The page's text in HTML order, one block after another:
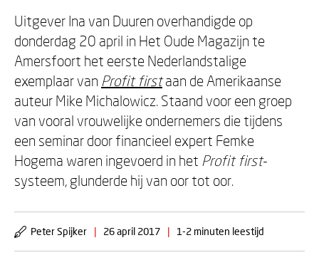
Uitgever Ina van Duuren overhandigde op
donderdag 20 april in Het Oude Magazijn te
Amersfoort het eerste Nederlandstalige
exemplaar van Profit firstaan de Amerikaanse
auteur Mike Michalowicz. Staand voor een groep
van vooral vrouwelijke ondernemers die tijdens
een seminar door financieel expert Femke
Hogema waren ingevoerd in het Profit first-
systeem, glunderde hij van oor tot oor.
Peter Spijker | 26 april 2017 | 1-2 minuten leestijd